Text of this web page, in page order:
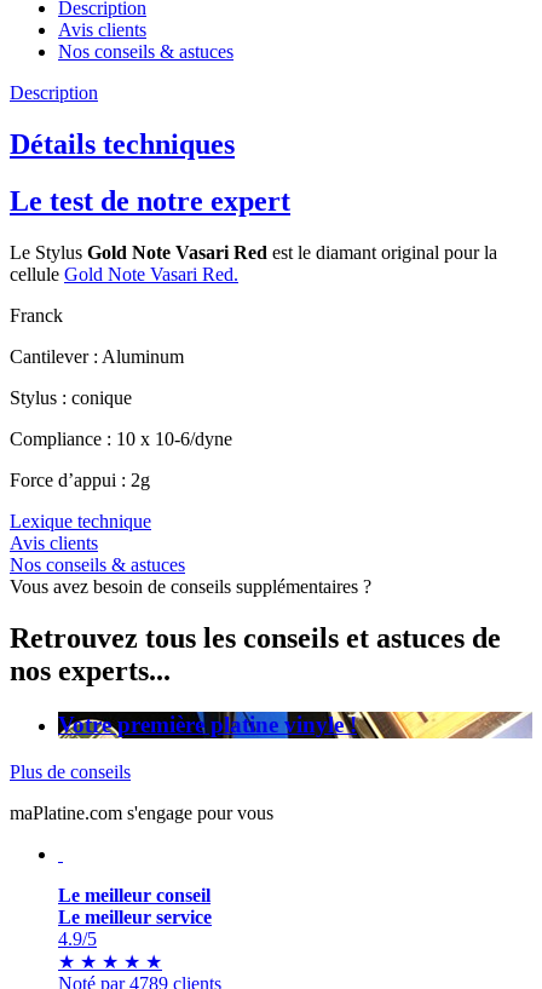
Description
Avis clients
Nos conseils & astuces
Description
Détails techniques
Le test de notre expert
Le Stylus Gold Note Vasari Red est le diamant original pour la
cellule Gold Note Vasari Red.
Franck
Cantilever : Aluminum
Stylus : conique
Compliance : 10 x 10-6/dyne
Force d’appui : 2g
Lexique technique
Avis clients
Nos conseils & astuces
Vous avez besoin de conseils supplémentaires ?
Retrouvez tous les conseils et astuces de
nos experts...
Votre première platine vinyle !
Plus de conseils
maPlatine.com s'engage pour vous
Le meilleur conseil
Le meilleur service
4.9/5
★ ★ ★ ★ ★
Noté par 4789 clients